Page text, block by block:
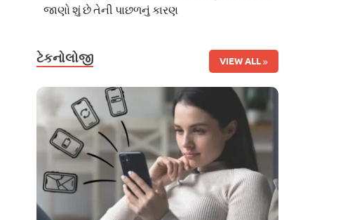
જાણો શું છે તેની પાછળનું કારણ
ટેકનોલોજી VIEW ALL